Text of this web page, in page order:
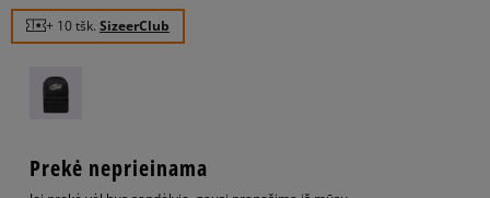
+ 10 tšk. SizeerClub
Prekė neprieinama